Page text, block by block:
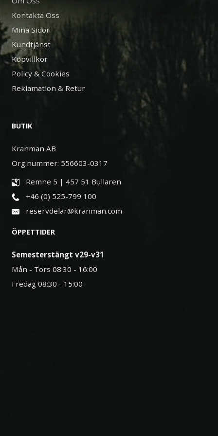
Kontakta Oss
Mina Sidor
Kundtjänst
Köpvillkor
Policy & Cookies
Reklamation & Retur
BUTIK
Kranman AB
Org.nummer: 556603-0317
Remne 5 | 457 51 Bullaren
+46 (0) 525-799 100
reservdelar@kranman.com
ÖPPETTIDER
Semesterstängt v29-v31
Mån - Tors 08:30 - 16:00
Fredag 08:30 - 15:00